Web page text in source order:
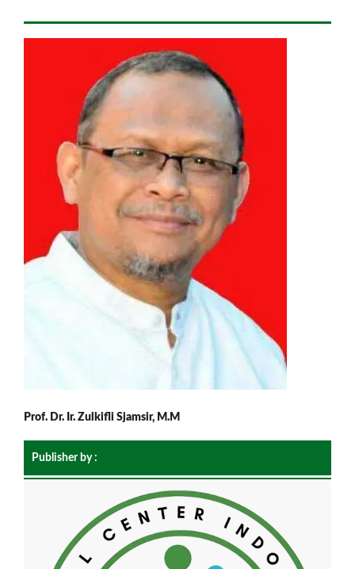
Prof. Dr. Ir. Zulkifli Sjamsir, M.M
Publisher by :